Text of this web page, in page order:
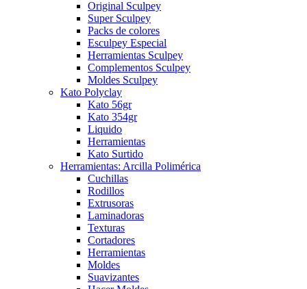
Original Sculpey
Super Sculpey
Packs de colores
Esculpey Especial
Herramientas Sculpey
Complementos Sculpey
Moldes Sculpey
Kato Polyclay
Kato 56gr
Kato 354gr
Liquido
Herramientas
Kato Surtido
Herramientas: Arcilla Polimérica
Cuchillas
Rodillos
Extrusoras
Laminadoras
Texturas
Cortadores
Herramientas
Moldes
Suavizantes